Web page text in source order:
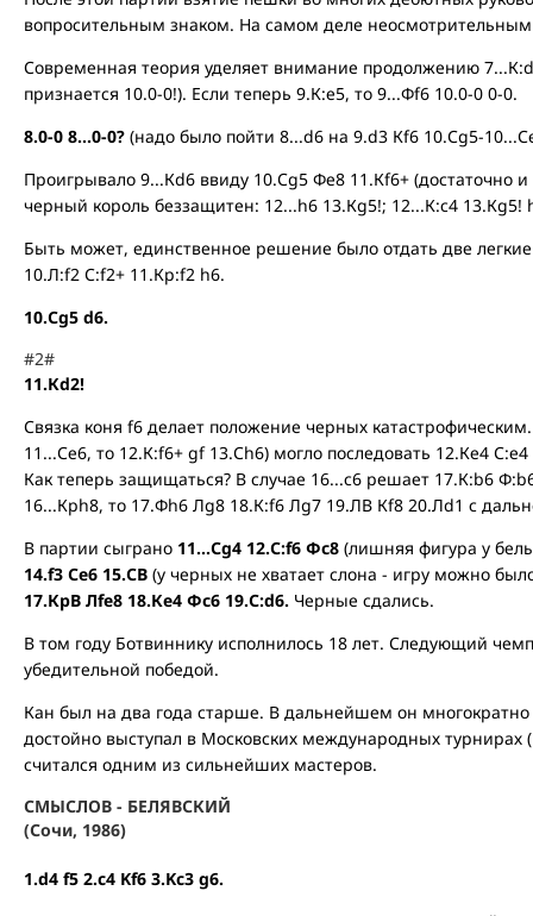
вопросительным знаком. На самом деле
Современная теория уделяет внимание продолжению
признается 10.0-0!). Если теперь 9.К:е5, то 9...Фf6 10.0-0 0-0.
8.0-0 8...0-0? (надо было пойти 8...d6 на 9.d3 Кf6 10.Сg5-
Проигрывало 9...Кd6 ввиду 10.Сg5 Фе8 11.Кf6+ (достаточно
черный король беззащитен: 12...h6 13.Кg5!; 12...К:с4 13.Кg5!
Быть может, единственное решение было отдать две
10.Л:f2 С:f2+ 11.Кр:f2 h6.
10.Сg5 d6.
#2#
11.Кd2!
Связка коня f6 делает положение черных
11...Се6, то 12.К:f6+ gf 13.Сh6) могло последовать 12.Ке4
Как теперь защищаться? В случае 16...с6 решает 17.К:b6
16...Крh8, то 17.Фh6 Лg8 18.К:f6 Лg7 19.ЛB Кf8 20.Лd1 с
В партии сыграно 11...Сg4 12.С:f6 Фс8 (лишняя фигура у
14.f3 Се6 15.СB (у черных не хватает слона - игру можно
17.КрB Лfе8 18.Ке4 Фс6 19.С:d6. Черные сдались.
В том году Ботвиннику исполнилось 18 лет. Следующий
убедительной победой.
Кан был на два года старше. В дальнейшем он многократно
достойно выступал в Московских международных
считался одним из сильнейших мастеров.
СМЫСЛОВ - БЕЛЯВСКИЙ
(Сочи, 1986)
1.d4 f5 2.c4 Kf6 3.Kc3 g6.